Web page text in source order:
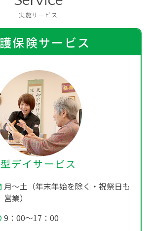
実施サービス
保険サービス
デイサービス
月～土（年末年始を除く・祝祭日も
営業）
9：00～17：00